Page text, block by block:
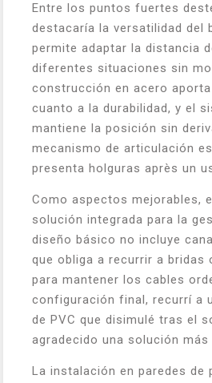
Entre los puntos fuertes
destacaría la versatilidad del
permite adaptar la distancia
diferentes situaciones sin
construcción en acero
cuanto a la durabilidad, y el
mantiene la posición sin
mecanismo de articulación
presenta holguras après un
Como aspectos mejorables,
solución integrada para la
diseño básico no incluye
que obliga a recurrir a bridas
para mantener los cables
configuración final, recurrí a
de PVC que disimulé tras el
agradecido una solución más
La instalación en paredes de